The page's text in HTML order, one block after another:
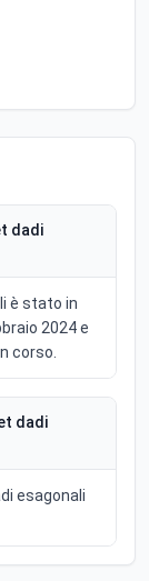
dadi
è stato in
2024 e
corso.
dadi
esagonali